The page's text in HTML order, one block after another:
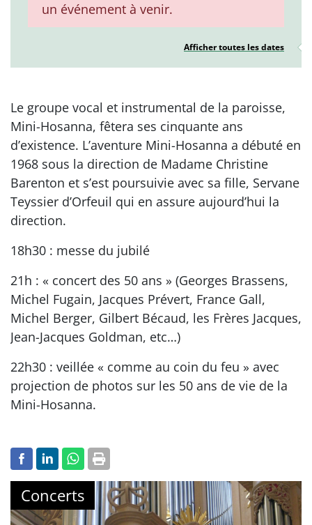
un événement à venir.
Afficher toutes les dates
Le groupe vocal et instrumental de la paroisse,
Mini-Hosanna, fêtera ses cinquante ans
d’existence. L’aventure Mini-Hosanna a débuté en
1968 sous la direction de Madame Christine
Barenton et s’est poursuivie avec sa fille, Servane
Teyssier d’Orfeuil qui en assure aujourd’hui la
direction.
18h30 : messe du jubilé
21h : « concert des 50 ans » (Georges Brassens,
Michel Fugain, Jacques Prévert, France Gall,
Michel Berger, Gilbert Bécaud, les Frères Jacques,
Jean-Jacques Goldman, etc…)
22h30 : veillée « comme au coin du feu » avec
projection de photos sur les 50 ans de vie de la
Mini-Hosanna.
Concerts